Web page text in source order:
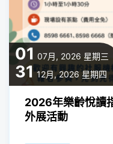
01 07月, 2026 星期三
31 12月, 2026 星期四
2026年樂齡悅讀
外展活動